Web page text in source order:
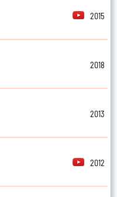
2015
2018
2013
2012